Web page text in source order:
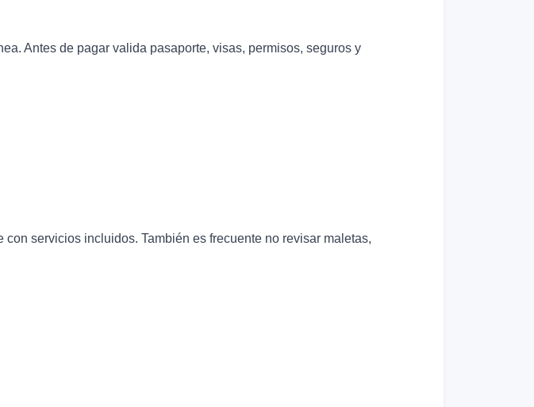
Antes de pagar valida pasaporte, visas, permisos, seguros y
servicios incluidos. También es frecuente no revisar maletas,